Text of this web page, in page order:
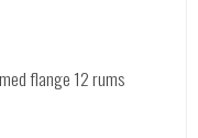
flange 12 rums